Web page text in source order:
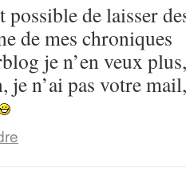
possible de laisser
de mes chroniques
je n’en veux
je n’ai pas votre